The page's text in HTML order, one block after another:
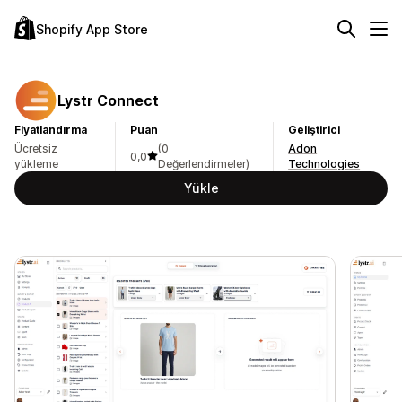
Shopify App Store
Lystr Connect
Fiyatlandırma
Ücretsiz
yükleme
Puan
0,0
(0
Değerlendirmeler)
Geliştirici
Adon
Technologies
Yükle